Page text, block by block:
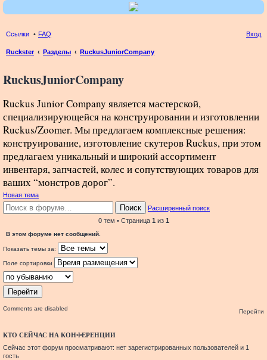
Ссылки FAQ Вход
Ruckster Разделы
RuckusJuniorCompany
RuckusJuniorCompany
Ruckus Junior Company является мастерской,
специализирующейся на конструировании и изготовлении
Ruckus/Zoomer. Мы предлагаем комплексные решения:
конструирование, изготовление скутеров Ruckus, при этом
предлагаем уникальный и широкий ассортимент
инвентаря, запчастей, колес и сопутствующих товаров для
ваших “монстров дорог”.
Новая тема
Поиск
Расширенный поиск
0 тем • Страница 1 из 1
В этом форуме нет сообщений.
Показать темы за:
Поле сортировки
Перейти
Comments are disabled
КТО СЕЙЧАС НА КОНФЕРЕНЦИИ
Сейчас этот форум просматривают: нет зарегистрированных пользователей и 1
гость